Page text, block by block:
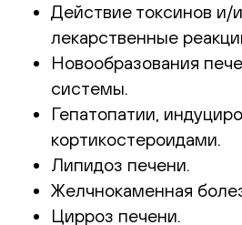
Действие токсинов и/
лекарственные
Новообразования
системы.
Гепатопатии,
кортикостероидами.
Липидоз печени.
Желчнокаменная
Цирроз печени.